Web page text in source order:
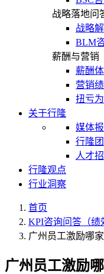
战略落地问
战略
BLM
薪酬与营销
薪酬
营销
扭亏
关于行隆
媒体
行隆
人才
行隆观点
行业洞察
首页
KPI咨询问答（绩
广州员工激励哪家
广州员工激励